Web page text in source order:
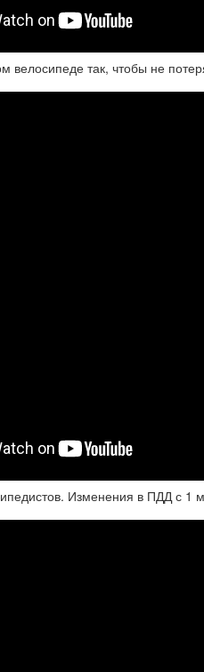
велосипеде так, чтобы не
Изменения в ПДД с 1